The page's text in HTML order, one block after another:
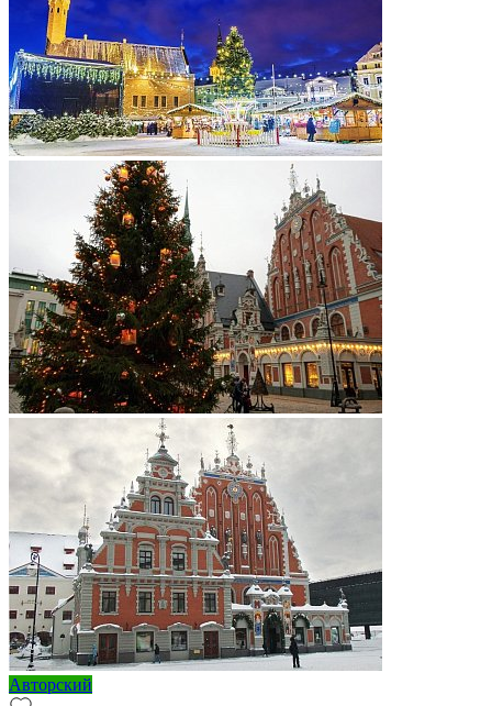
Авторский